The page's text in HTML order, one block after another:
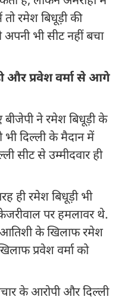
रमेश बिधूड़ी की
अपनी भी सीट नहीं बचा
और प्रवेश वर्मा से आगे
ने रमेश बिधूड़ी के
भी दिल्ली के मैदान में
सीट से उम्मीदवार ही
ही रमेश बिधूड़ी भी
पर हमलावर थे.
के खिलाफ रमेश
प्रवेश वर्मा को
के आरोपी और दिल्ली